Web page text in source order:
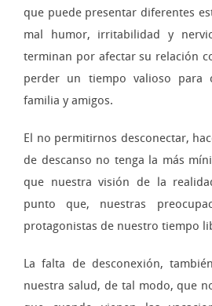
que puede presentar diferentes
mal humor, irritabilidad y
terminan por afectar su relación
perder un tiempo valioso para
familia y amigos.
El no permitirnos desconectar,
de descanso no tenga la más
que nuestra visión de la
punto que, nuestras
protagonistas de nuestro tiempo
La falta de desconexión,
nuestra salud, de tal modo, que